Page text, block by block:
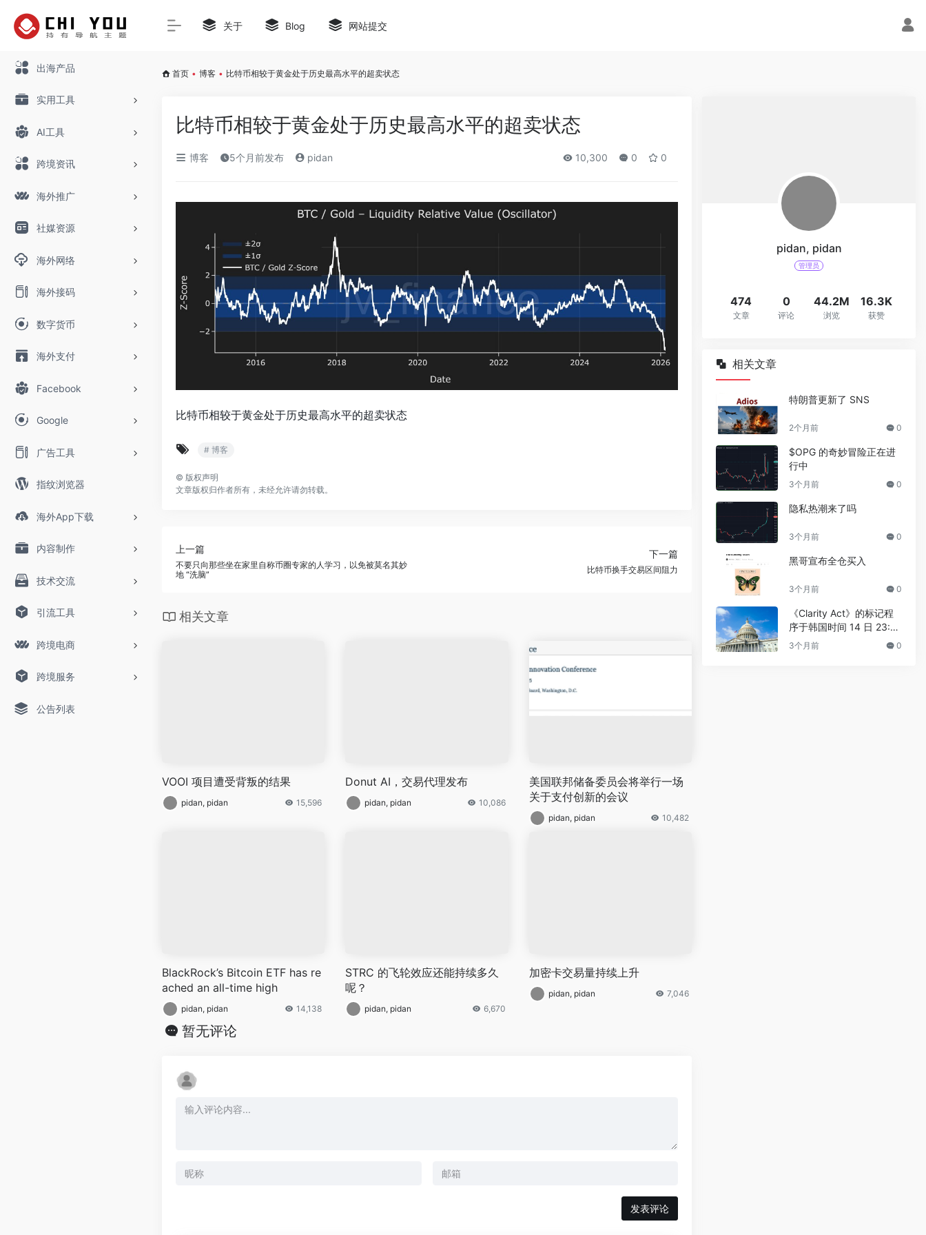
出海产品
实用工具
AI工具
跨境资讯
海外推广
社媒资源
海外网络
海外接码
数字货币
海外支付
Facebook
Google
广告工具
指纹浏览器
海外App下载
内容制作
技术交流
引流工具
跨境电商
跨境服务
公告列表
关于 Blog 网站提交
首页 • 博客 • 比特币相较于黄金处于历史最高水平的超卖状态
比特币相较于黄金处于历史最高水平的超卖状态
博客 5个月前发布 pidan 10,300 0 0
比特币相较于黄金处于历史最高水平的超卖状态
# 博客
© 版权声明
文章版权归作者所有，未经允许请勿转载。
上一篇
不要只向那些坐在家里自称币圈专家的人学习，以免被莫名其妙
地 “洗脑”
下一篇
比特币换手交易区间阻力
相关文章
VOOI 项目遭受背叛的结果
pidan, pidan 15,596
Donut AI，交易代理发布
pidan, pidan 10,086
美国联邦储备委员会将举行一场
关于支付创新的会议
pidan, pidan 10,482
BlackRock’s Bitcoin ETF has re
ached an all-time high
pidan, pidan 14,138
STRC 的飞轮效应还能持续多久
呢？
pidan, pidan 6,670
加密卡交易量持续上升
pidan, pidan 7,046
暂无评论
发表评论
pidan, pidan
管理员
474
文章
0
评论
44.2M
浏览
16.3K
获赞
相关文章
特朗普更新了 SNS
2个月前 0
$OPG 的奇妙冒险正在进
行中
3个月前 0
隐私热潮来了吗
3个月前 0
黑哥宣布全仓买入
3个月前 0
《Clarity Act》的标记程
序于韩国时间 14 日 23:3
0 进行
3个月前 0